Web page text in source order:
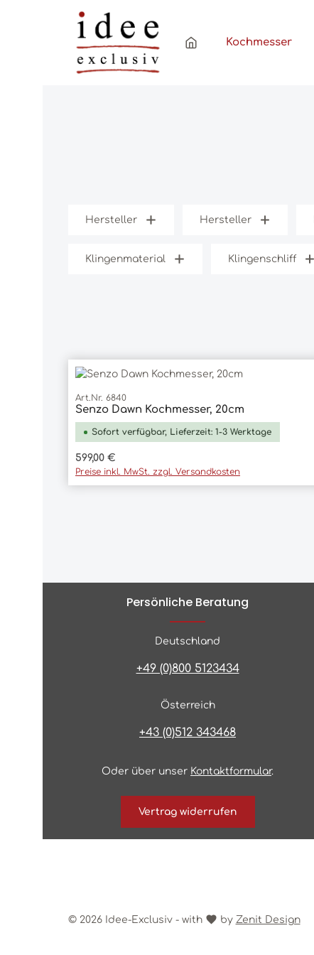
Zum Hauptinhalt springen
Zur Hauptnavigation springen
Kochmesser
Hersteller Hersteller
Klingenmaterial Klingenschliff
In den Warenkorb
Art.Nr. 6840
Senzo Dawn Kochmesser, 20cm
Sofort verfügbar, Lieferzeit: 1-3 Werktage
Regulärer Preis:
599,00 €
Preise inkl. MwSt. zzgl. Versandkosten
Persönliche Beratung
Deutschland
+49 (0)800 5123434
Österreich
+43 (0)512 343468
Oder über unser Kontaktformular.
Vertrag widerrufen
© 2026 Idee-Exclusiv - with by Zenit Design